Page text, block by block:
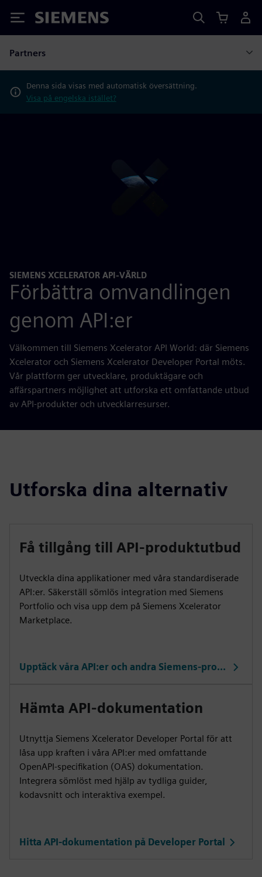
Siemens
Partners
Denna sida visas med automatisk översättning.
Visa på engelska istället?
SIEMENS XCELERATOR API-VÄRLD
Förbättra omvandlingen
genom API:er
Välkommen till Siemens Xcelerator API World: där Siemens
Xcelerator och Siemens Xcelerator Developer Portal möts.
Vår plattform ger utvecklare, produktägare och
affärspartners möjlighet att utforska ett omfattande utbud
av API-produkter och utvecklarresurser.
Utforska dina alternativ
Få tillgång till API-produktutbud
Utveckla dina applikationer med våra standardiserade
API:er. Säkerställ sömlös integration med Siemens
Portfolio och visa upp dem på Siemens Xcelerator
Marketplace.
Upptäck våra API:er och andra Siemens-produkter
Hämta API-dokumentation
Utnyttja Siemens Xcelerator Developer Portal för att
låsa upp kraften i våra API:er med omfattande
OpenAPI-specifikation (OAS) dokumentation.
Integrera sömlöst med hjälp av tydliga guider,
kodavsnitt och interaktiva exempel.
Hitta API-dokumentation på Developer Portal